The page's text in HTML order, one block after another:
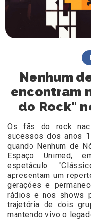
Nenhum
encontram
do Rock"
Os fãs do rock
sucessos dos anos
quando Nenhum de
Espaço Unimed,
espetáculo
apresentam um
gerações e
rádios e nos shows
trajetória de dois
mantendo vivo o